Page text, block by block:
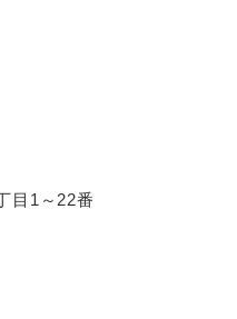
目1～22番